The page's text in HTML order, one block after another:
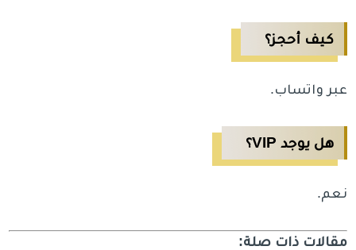
كيف أحجز؟
عبر واتساب.
هل يوجد VIP؟
نعم.
مقالات ذات صلة: